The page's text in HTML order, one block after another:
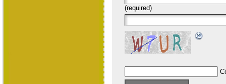
(required)